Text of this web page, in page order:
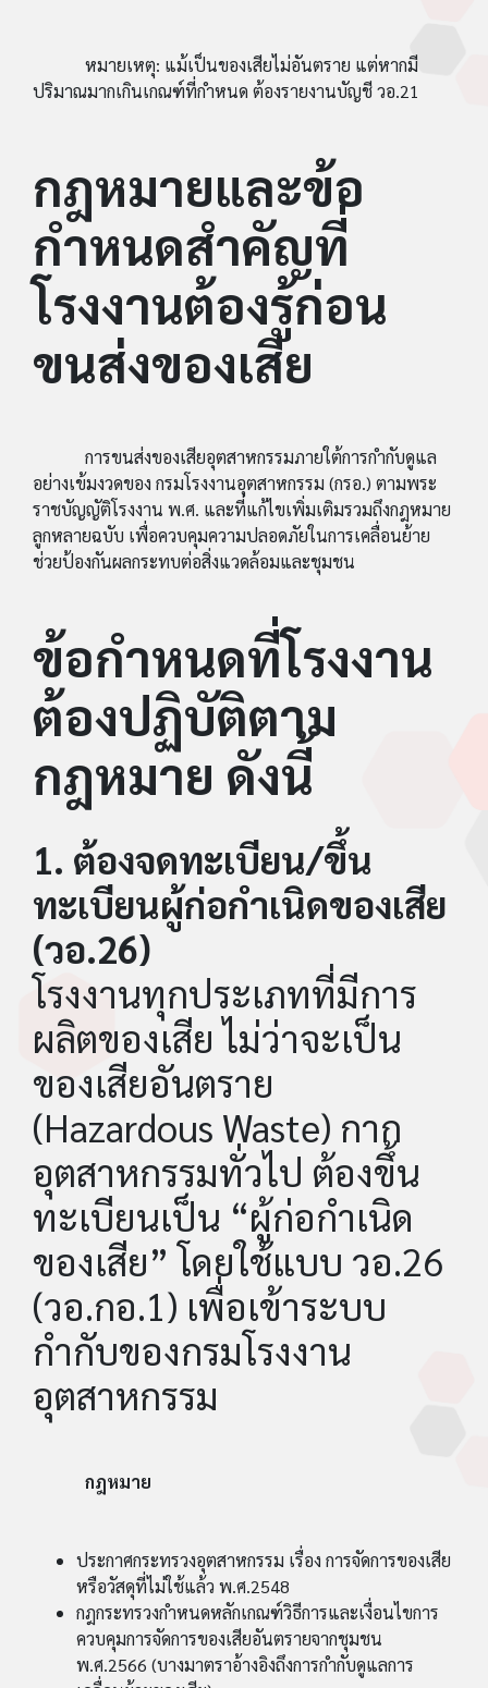
หมายเหตุ: แม้เป็นของเสียไม่อันตราย แต่หากมี
ปริมาณมากเกินเกณฑ์ที่กำหนด ต้องรายงานบัญชี วอ.21
กฎหมายและข้อ
กำหนดสำคัญที่
โรงงานต้องรู้ก่อน
ขนส่งของเสีย
การขนส่งของเสียอุตสาหกรรมภายใต้การกำกับดูแล
อย่างเข้มงวดของ กรมโรงงานอุตสาหกรรม (กรอ.) ตามพระ
ราชบัญญัติโรงงาน พ.ศ. และที่แก้ไขเพิ่มเติมรวมถึงกฎหมาย
ลูกหลายฉบับ เพื่อควบคุมความปลอดภัยในการเคลื่อนย้าย
ช่วยป้องกันผลกระทบต่อสิ่งแวดล้อมและชุมชน
ข้อกำหนดที่โรงงาน
ต้องปฏิบัติตาม
กฎหมาย ดังนี้
1. ต้องจดทะเบียน/ขึ้น
ทะเบียนผู้ก่อกำเนิดของเสีย
(วอ.26)
โรงงานทุกประเภทที่มีการ
ผลิตของเสีย ไม่ว่าจะเป็น
ของเสียอันตราย
(Hazardous Waste) กาก
อุตสาหกรรมทั่วไป ต้องขึ้น
ทะเบียนเป็น “ผู้ก่อกำเนิด
ของเสีย” โดยใช้แบบ วอ.26
(วอ.กอ.1) เพื่อเข้าระบบ
กำกับของกรมโรงงาน
อุตสาหกรรม
กฎหมาย
ประกาศกระทรวงอุตสาหกรรม เรื่อง การจัดการของเสีย
หรือวัสดุที่ไม่ใช้แล้ว พ.ศ.2548
กฎกระทรวงกำหนดหลักเกณฑ์วิธีการและเงื่อนไขการ
ควบคุมการจัดการของเสียอันตรายจากชุมชน
พ.ศ.2566 (บางมาตราอ้างอิงถึงการกำกับดูแลการ